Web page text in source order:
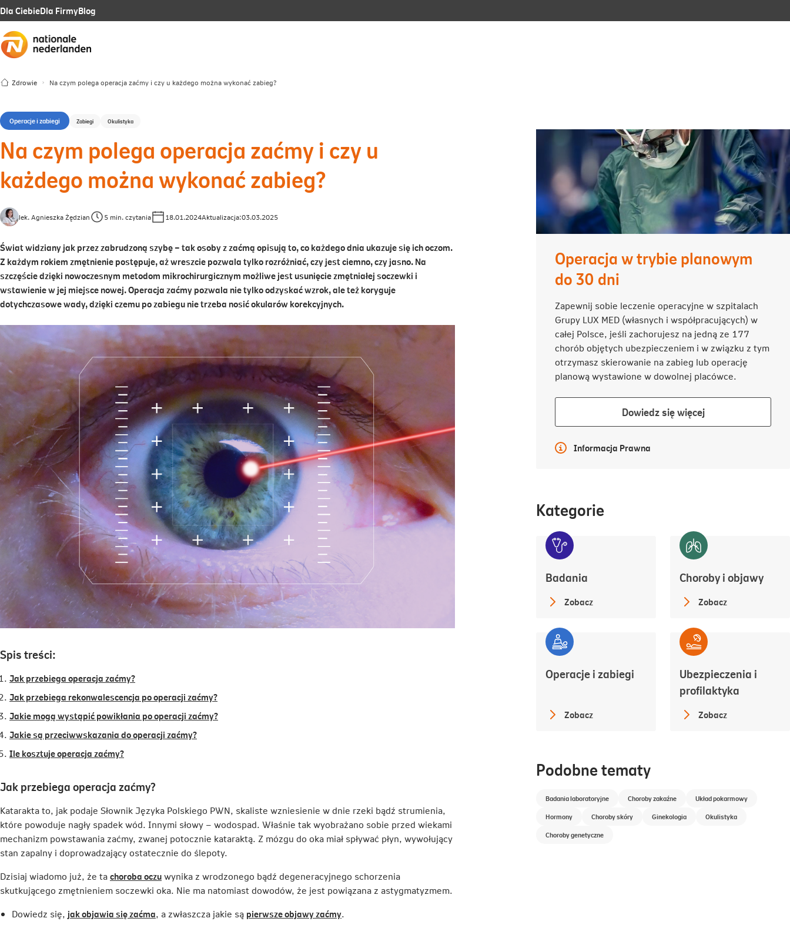
Dla CiebieLink
się
karcie
Dla FirmyLink
się
Blog
Zdrowie Na czym polega operacja zaćmy i czy u każdego można wykonać zabieg?
Operacje i zabiegi Zabiegi Okulistyka
Na czym polega operacja zaćmy i czy u
każdego można wykonać zabieg?
lek. Agnieszka Żędzian 5 min. czytania 18.01.2024Aktualizacja:03.03.2025
Świat widziany jak przez zabrudzoną szybę – tak osoby z zaćmą opisują to, co każdego dnia ukazuje się ich oczom.
Z każdym rokiem zmętnienie postępuje, aż wreszcie pozwala tylko rozróżniać, czy jest ciemno, czy jasno. Na
szczęście dzięki nowoczesnym metodom mikrochirurgicznym możliwe jest usunięcie zmętniałej soczewki i
wstawienie w jej miejsce nowej. Operacja zaćmy pozwala nie tylko odzyskać wzrok, ale też koryguje
dotychczasowe wady, dzięki czemu po zabiegu nie trzeba nosić okularów korekcyjnych.
Spis treści:
Jak przebiega operacja zaćmy?
Jak przebiega rekonwalescencja po operacji zaćmy?
Jakie mogą wystąpić powikłania po operacji zaćmy?
Jakie są przeciwwskazania do operacji zaćmy?
Ile kosztuje operacja zaćmy?
Jak przebiega operacja zaćmy?
Katarakta to, jak podaje Słownik Języka Polskiego PWN, skaliste wzniesienie w dnie rzeki bądź strumienia,
które powoduje nagły spadek wód. Innymi słowy – wodospad. Właśnie tak wyobrażano sobie przed wiekami
mechanizm powstawania zaćmy, zwanej potocznie kataraktą. Z mózgu do oka miał spływać płyn, wywołujący
stan zapalny i doprowadzający ostatecznie do ślepoty.
Dzisiaj wiadomo już, że tachoroba oczuLink
otwiera
w
wynika z wrodzonego bądź degeneracyjnego schorzenia
skutkującego zmętnieniem soczewki oka. Nie ma natomiast dowodów, że jest powiązana z astygmatyzmem.
Dowiedz się, jak objawia się zaćmaLink
, a zwłaszcza jakie są pierwsze objawy zaćmyLink
.
Operacja w trybie planowym
do 30 dni
Zapewnij sobie leczenie operacyjne w szpitalach
Grupy LUX MED (własnych i współpracujących) w
całej Polsce, jeśli zachorujesz na jedną ze 177
chorób objętych ubezpieczeniem i w związku z tym
otrzymasz skierowanie na zabieg lub operację
planową wystawione w dowolnej placówce.
Dowiedz się więcejDowiedz
się
Więcej informacji
Informacja Prawna
Kategorie
Badania
Zobacz
Choroby i objawy
Zobacz
Operacje i zabiegi
Zobacz
Ubezpieczenia i
profilaktyka
Zobacz
Podobne tematy
Badania laboratoryjne Choroby zakaźne
Układ pokarmowy
Hormony
Choroby skóry Ginekologia
Okulistyka
Choroby genetyczne